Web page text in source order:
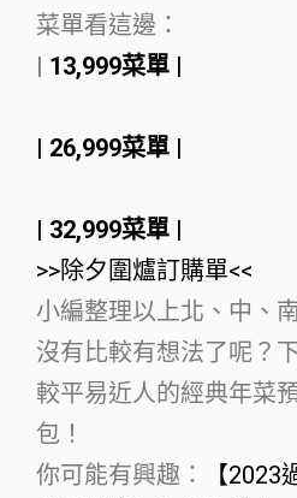
菜單看這邊：
| 13,999菜單 ​|
| 26,999菜單 ​|
| 32,999菜單 ​|
>>除夕圍爐訂購單<<
小編整理以上北、中、
沒有比較有想法了呢？
較平易近人的經典年菜
包！
你可能有興趣：
【